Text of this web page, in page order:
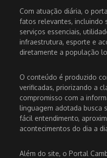
Com atuação diária, o
fatos relevantes, incluindo
serviços essenciais,
infraestrutura, esporte e
diretamente a população
O conteúdo é produzido
verificadas, priorizando a
compromisso com a
linguagem adotada busca
fácil entendimento,
acontecimentos do dia a
Além do site, o Portal